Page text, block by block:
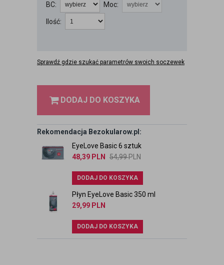
BC: Moc:
Ilość:
Sprawdź gdzie szukać parametrów swoich soczewek
DODAJ DO KOSZYKA
Rekomendacja Bezokularow.pl:
EyeLove Basic 6 sztuk
48,39 PLN 54,99PLN
DODAJ DO KOSZYKA
Płyn EyeLove Basic 350 ml
29,99 PLN
DODAJ DO KOSZYKA